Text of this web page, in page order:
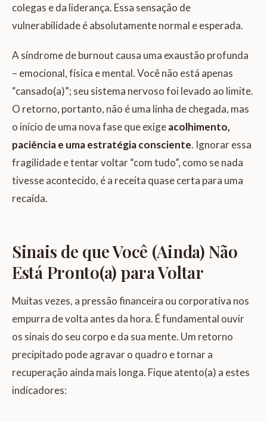
colegas e da liderança. Essa sensação de
vulnerabilidade é absolutamente normal e esperada.
A síndrome de burnout causa uma exaustão profunda
– emocional, física e mental. Você não está apenas
“cansado(a)”; seu sistema nervoso foi levado ao limite.
O retorno, portanto, não é uma linha de chegada, mas
o início de uma nova fase que exigeacolhimento,
paciência e uma estratégia consciente. Ignorar essa
fragilidade e tentar voltar “com tudo”, como se nada
tivesse acontecido, é a receita quase certa para uma
recaída.
Sinais de que Você (Ainda) Não
Está Pronto(a) para Voltar
Muitas vezes, a pressão financeira ou corporativa nos
empurra de volta antes da hora. É fundamental ouvir
os sinais do seu corpo e da sua mente. Um retorno
precipitado pode agravar o quadro e tornar a
recuperação ainda mais longa. Fique atento(a) a estes
indicadores: